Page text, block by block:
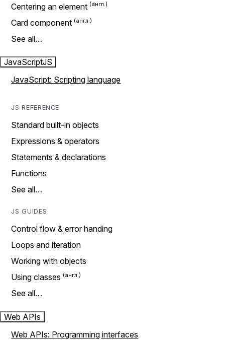
Centering an element
Card component
See all…
JavaScriptJS
JavaScript: Scripting language
JS REFERENCE
Standard built-in objects
Expressions & operators
Statements & declarations
Functions
See all…
JS GUIDES
Control flow & error handing
Loops and iteration
Working with objects
Using classes
See all…
Web APIs
Web APIs: Programming interfaces